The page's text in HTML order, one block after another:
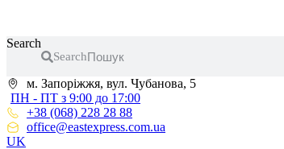
Search
Search
м. Запоріжжя, вул. Чубанова, 5
ПН - ПТ з 9:00 до 17:00
+38 (068) 228 28 88
office@eastexpress.com.ua
UK